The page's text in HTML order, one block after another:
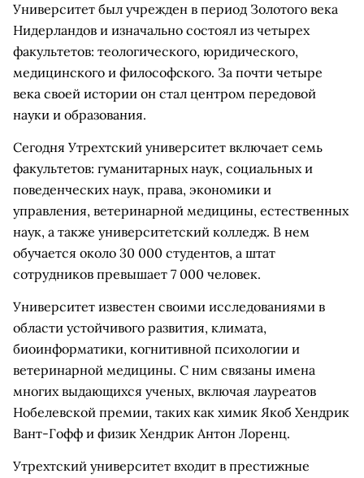
Университет был учрежден в период Золотого века
Нидерландов и изначально состоял из четырех
факультетов: теологического, юридического,
медицинского и философского. За почти четыре
века своей истории он стал центром передовой
науки и образования.
Сегодня Утрехтский университет включает семь
факультетов: гуманитарных наук, социальных и
поведенческих наук, права, экономики и
управления, ветеринарной медицины, естественных
наук, а также университетский колледж. В нем
обучается около 30 000 студентов, а штат
сотрудников превышает 7 000 человек.
Университет известен своими исследованиями в
области устойчивого развития, климата,
биоинформатики, когнитивной психологии и
ветеринарной медицины. С ним связаны имена
многих выдающихся ученых, включая лауреатов
Нобелевской премии, таких как химик Якоб Хендрик
Вант-Гофф и физик Хендрик Антон Лоренц.
Утрехтский университет входит в престижные